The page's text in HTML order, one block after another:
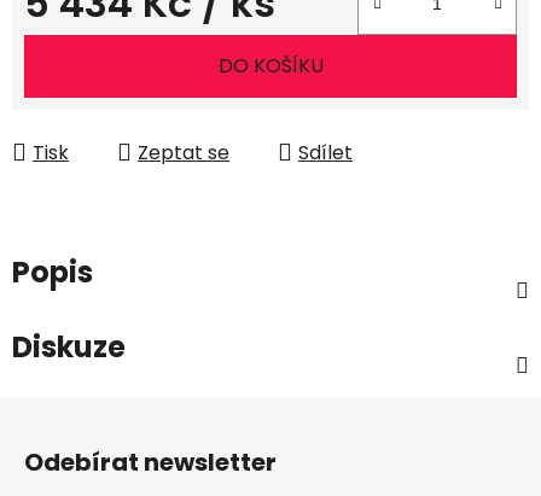
Měrná cena:
DO KOŠÍKU
Tisk Zeptat se Sdílet
Popis
Diskuze
Odebírat newsletter